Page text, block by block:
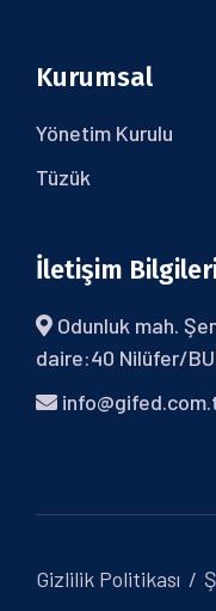
Kurumsal
Yönetim Kurulu
Tüzük
İletişim
Odunluk mah.
daire:40 Nilüfer/
Gizlilik Politikası